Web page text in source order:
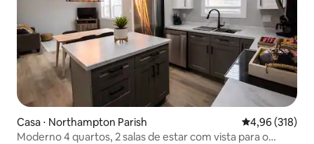
Casa ⋅ Northampton Parish 4,96 de uma
4,96 (318)
Moderno 4 quartos, 2 salas de estar com vista para o